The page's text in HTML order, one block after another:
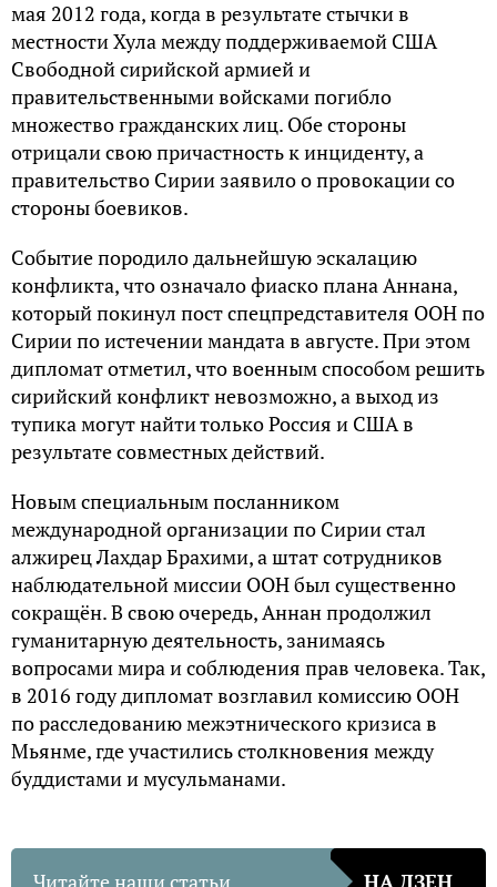
мая 2012 года, когда в результате стычки в
местности Хула между поддерживаемой США
Свободной сирийской армией и
правительственными войсками погибло
множество гражданских лиц. Обе стороны
отрицали свою причастность к инциденту, а
правительство Сирии заявило о провокации со
стороны боевиков.
Событие породило дальнейшую эскалацию
конфликта, что означало фиаско плана Аннана,
который покинул пост спецпредставителя ООН по
Сирии по истечении мандата в августе. При этом
дипломат отметил, что военным способом решить
сирийский конфликт невозможно, а выход из
тупика могут найти только Россия и США в
результате совместных действий.
Новым специальным посланником
международной организации по Сирии стал
алжирец Лахдар Брахими, а штат сотрудников
наблюдательной миссии ООН был существенно
сокращён. В свою очередь, Аннан продолжил
гуманитарную деятельность, занимаясь
вопросами мира и соблюдения прав человека. Так,
в 2016 году дипломат возглавил комиссию ООН
по расследованию межэтнического кризиса в
Мьянме, где участились столкновения между
буддистами и мусульманами.
Читайте наши статьи НА ДЗЕН